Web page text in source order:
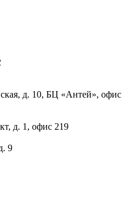
д. 10, БЦ «Антей», офис
д. 1, офис 219
9